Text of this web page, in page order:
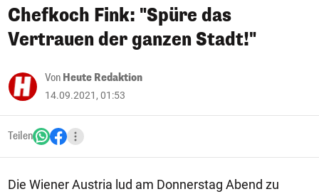
Chefkoch Fink: "Spüre das
Vertrauen der ganzen Stadt!"
Von Heute Redaktion
14.09.2021, 01:53
Teilen
Die Wiener Austria lud am Donnerstag Abend zu